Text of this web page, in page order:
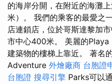
的海岸分開，在附近的海灘
米）。 我們的乘客的最愛之
店連鎖店，位於哥斯達黎加
市中心400米。 美麗的
建築物的樓梯上靠近。 著名
Adventure 外燴廠商 台胞證
台胞證 搜尋引擎 Parks可以